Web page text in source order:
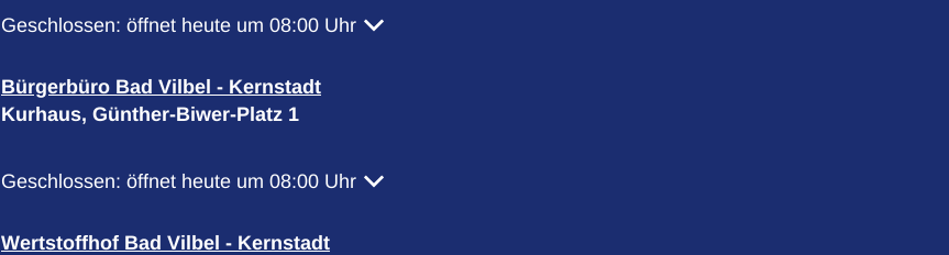
Klicken, um weitere Öffnungs- oder Schließzeiten auszublenden
Geschlossen: öffnet heute um 08:00 Uhr
Bürgerbüro Bad Vilbel - Kernstadt
Kurhaus, Günther-Biwer-Platz 1
Klicken, um weitere Öffnungs- oder Schließzeiten auszublenden
Geschlossen: öffnet heute um 08:00 Uhr
Wertstoffhof Bad Vilbel - Kernstadt